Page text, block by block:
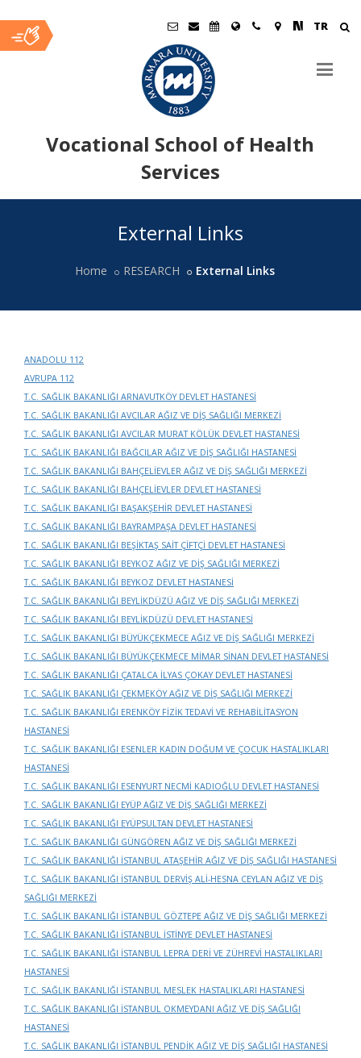
TR
Vocational School of Health
Services
External Links
Home RESEARCH External Links
ANADOLU 112
AVRUPA 112
T.C. SAĞLIK BAKANLIĞI ARNAVUTKÖY DEVLET HASTANESİ
T.C. SAĞLIK BAKANLIĞI AVCILAR AĞIZ VE DİŞ SAĞLIĞI MERKEZİ
T.C. SAĞLIK BAKANLIĞI AVCILAR MURAT KÖLÜK DEVLET HASTANESİ
T.C. SAĞLIK BAKANLIĞI BAĞCILAR AĞIZ VE DİŞ SAĞLIĞI HASTANESİ
T.C. SAĞLIK BAKANLIĞI BAHÇELİEVLER AĞIZ VE DİŞ SAĞLIĞI MERKEZİ
T.C. SAĞLIK BAKANLIĞI BAHÇELİEVLER DEVLET HASTANESİ
T.C. SAĞLIK BAKANLIĞI BAŞAKŞEHİR DEVLET HASTANESİ
T.C. SAĞLIK BAKANLIĞI BAYRAMPAŞA DEVLET HASTANESİ
T.C. SAĞLIK BAKANLIĞI BEŞİKTAŞ SAİT ÇİFTÇİ DEVLET HASTANESİ
T.C. SAĞLIK BAKANLIĞI BEYKOZ AĞIZ VE DİŞ SAĞLIĞI MERKEZİ
T.C. SAĞLIK BAKANLIĞI BEYKOZ DEVLET HASTANESİ
T.C. SAĞLIK BAKANLIĞI BEYLİKDÜZÜ AĞIZ VE DİŞ SAĞLIĞI MERKEZİ
T.C. SAĞLIK BAKANLIĞI BEYLİKDÜZÜ DEVLET HASTANESİ
T.C. SAĞLIK BAKANLIĞI BÜYÜKÇEKMECE AĞIZ VE DİŞ SAĞLIĞI MERKEZİ
T.C. SAĞLIK BAKANLIĞI BÜYÜKÇEKMECE MİMAR SİNAN DEVLET HASTANESİ
T.C. SAĞLIK BAKANLIĞI ÇATALCA İLYAS ÇOKAY DEVLET HASTANESİ
T.C. SAĞLIK BAKANLIĞI ÇEKMEKÖY AĞIZ VE DİŞ SAĞLIĞI MERKEZİ
T.C. SAĞLIK BAKANLIĞI ERENKÖY FİZİK TEDAVİ VE REHABİLİTASYON
HASTANESİ
T.C. SAĞLIK BAKANLIĞI ESENLER KADIN DOĞUM VE ÇOCUK HASTALIKLARI
HASTANESİ
T.C. SAĞLIK BAKANLIĞI ESENYURT NECMİ KADIOĞLU DEVLET HASTANESİ
T.C. SAĞLIK BAKANLIĞI EYÜP AĞIZ VE DİŞ SAĞLIĞI MERKEZİ
T.C. SAĞLIK BAKANLIĞI EYÜPSULTAN DEVLET HASTANESİ
T.C. SAĞLIK BAKANLIĞI GÜNGÖREN AĞIZ VE DİŞ SAĞLIĞI MERKEZİ
T.C. SAĞLIK BAKANLIĞI İSTANBUL ATAŞEHİR AĞIZ VE DİŞ SAĞLIĞI HASTANESİ
T.C. SAĞLIK BAKANLIĞI İSTANBUL DERVİŞ ALİ-HESNA CEYLAN AĞIZ VE DİŞ
SAĞLIĞI MERKEZİ
T.C. SAĞLIK BAKANLIĞI İSTANBUL GÖZTEPE AĞIZ VE DİŞ SAĞLIĞI MERKEZİ
T.C. SAĞLIK BAKANLIĞI İSTANBUL İSTİNYE DEVLET HASTANESİ
T.C. SAĞLIK BAKANLIĞI İSTANBUL LEPRA DERİ VE ZÜHREVİ HASTALIKLARI
HASTANESİ
T.C. SAĞLIK BAKANLIĞI İSTANBUL MESLEK HASTALIKLARI HASTANESİ
T.C. SAĞLIK BAKANLIĞI İSTANBUL OKMEYDANI AĞIZ VE DİŞ SAĞLIĞI
HASTANESİ
T.C. SAĞLIK BAKANLIĞI İSTANBUL PENDİK AĞIZ VE DİŞ SAĞLIĞI HASTANESİ